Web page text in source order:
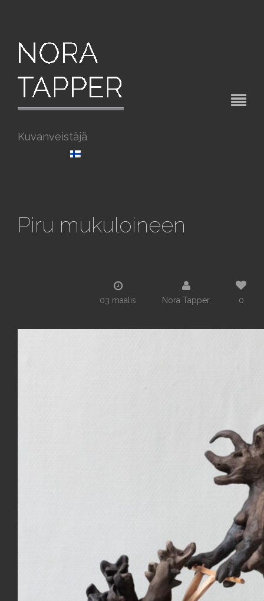
Kuvanveistäjä
Piru mukuloineen
03 maalis Nora Tapper 0